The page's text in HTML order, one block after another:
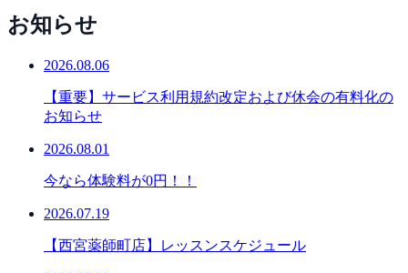
お知らせ
2026.08.06
【重要】サービス利用規約改定および休会の有料化の
お知らせ
2026.08.01
今なら体験料が0円！！
2026.07.19
【西宮薬師町店】レッスンスケジュール